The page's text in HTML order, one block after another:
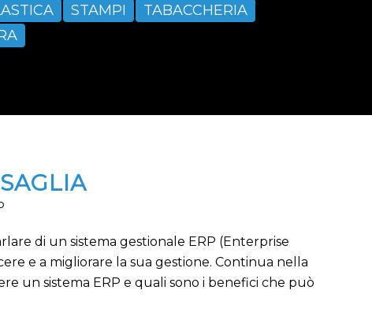
STAMPI
TABACCHERIA
di un sistema gestionale ERP (Enterprise
e a migliorare la sua gestione. Continua nella
un sistema ERP e quali sono i benefici che può